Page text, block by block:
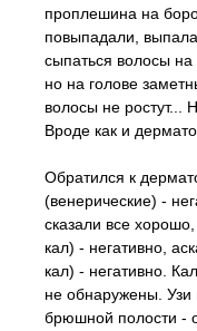
проплешина на
повыпадали,
сыпаться волосы на
но на голове
волосы не ростут...
Вроде как и
Обратился к
(венерические) -
сказали все
кал) - негативно,
кал) - негативно.
не обнаружены. Узи
брюшной полости -